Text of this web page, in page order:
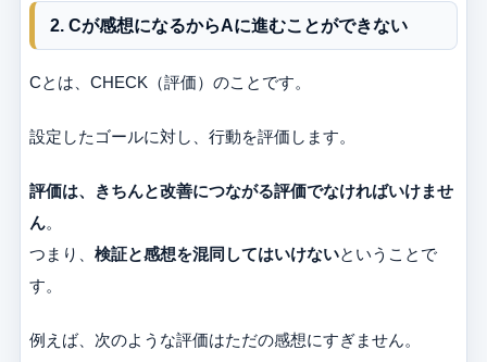
2. Cが感想になるからAに進むことができない
Cとは、CHECK（評価）のことです。
設定したゴールに対し、行動を評価します。
評価は、きちんと改善につながる評価でなければいけませ
ん。
つまり、 検証と感想を混同してはいけないということで
す。
例えば、次のような評価はただの感想にすぎません。